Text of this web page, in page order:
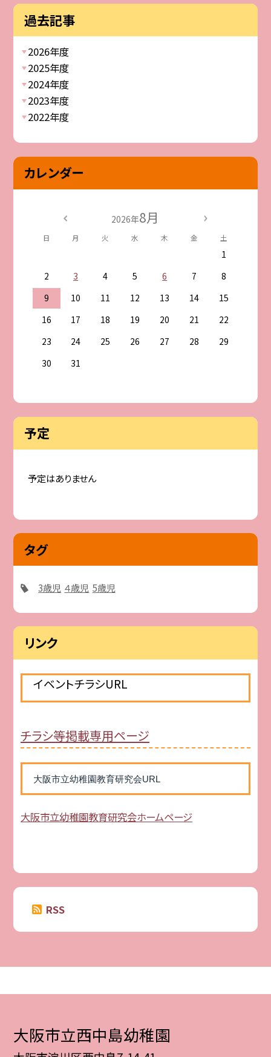
過去記事
2026年度
2025年度
2024年度
2023年度
2022年度
カレンダー
2026年8月
日 月 火 水 木 金 土
1
2
3 4 5 6 7
8
9
10 11 12 13 14
15
16
17 18 19 20 21
22
23
24 25 26 27 28
29
30
31
予定
予定はありません
タグ
3歳児 ４歳児 5歳児
リンク
イベントチラシURL
チラシ等掲載専用ページ
大阪市立幼稚園教育研究会URL
大阪市立幼稚園教育研究会ホームページ
RSS
大阪市立西中島幼稚園